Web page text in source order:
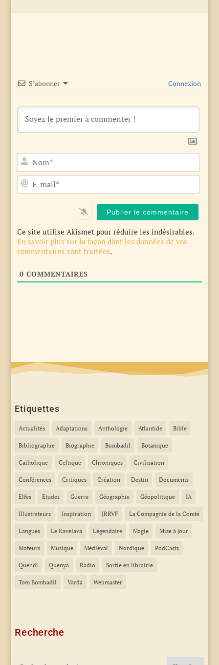
S’abonner Connexion
E-
Ce site utilise Akismet pour réduire les indésirables.
En savoir plus sur la façon dont les données de vos
commentaires sont traitées.
0 COMMENTAIRES
Etiquettes
Actualités Adaptations Anthologie Atlantide Bible
Bibliographie Biographie Bombadil Botanique
Catholique Celtique Chroniques Civilisation
Conférences Critiques Création Destin Documents
Elfes Etudes Guerre Géographie Géopolitique IA
Illustrateurs Inspiration JRRVF La Compagnie de la Comté
Langues Le Kavelava Légendaire Magie Mise à jour
Moteurs Musique Médiéval Nordique PodCasts
Quendi Quenya Radio Sortie en librairie
Tom Bombadil Varda Webmaster
Recherche